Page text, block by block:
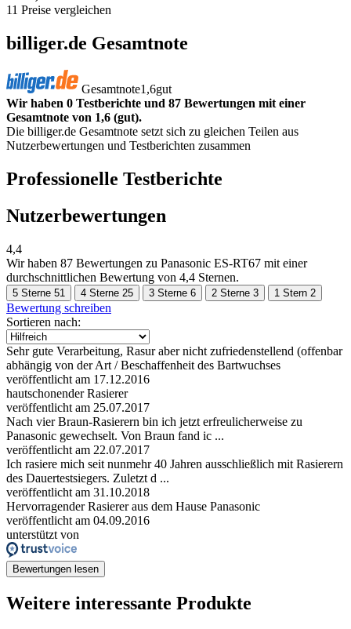
11 Preise vergleichen
billiger.de Gesamtnote
Gesamtnote1,6gut
Wir haben 0 Testberichte und 87 Bewertungen mit einer
Gesamtnote von 1,6 (gut).
Die billiger.de Gesamtnote setzt sich zu gleichen Teilen aus
Nutzerbewertungen und Testberichten zusammen
Professionelle Testberichte
Nutzerbewertungen
4,4
Wir haben 87 Bewertungen zu Panasonic ES-RT67 mit einer
durchschnittlichen Bewertung von 4,4 Sternen.
5 Sterne 51 4 Sterne 25 3 Sterne 6 2 Sterne 3 1 Stern 2
Bewertung schreiben
Sortieren nach:
Sehr gute Verarbeitung, Rasur aber nicht zufriedenstellend (offenbar
abhängig von der Art / Beschaffenheit des Bartwuchses
veröffentlicht am 17.12.2016
hautschonender Rasierer
veröffentlicht am 25.07.2017
Nach vier Braun-Rasierern bin ich jetzt erfreulicherweise zu
Panasonic gewechselt. Von Braun fand ic ...
veröffentlicht am 22.07.2017
Ich rasiere mich seit nunmehr 40 Jahren ausschließlich mit Rasierern
des Dauertestsiegers. Zuletzt d ...
veröffentlicht am 31.10.2018
Hervorragender Rasierer aus dem Hause Panasonic
veröffentlicht am 04.09.2016
unterstützt von
Bewertungen lesen
Weitere interessante Produkte